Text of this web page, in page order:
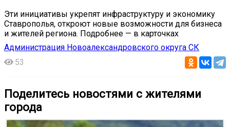
Эти инициативы укрепят инфраструктуру и экономику
Ставрополья, откроют новые возможности для бизнеса
и жителей региона. Подробнее — в карточках
Администрация Новоалександровского округа СК
53
Поделитесь новостями с жителями
города